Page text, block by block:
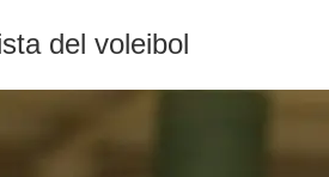
del voleibol